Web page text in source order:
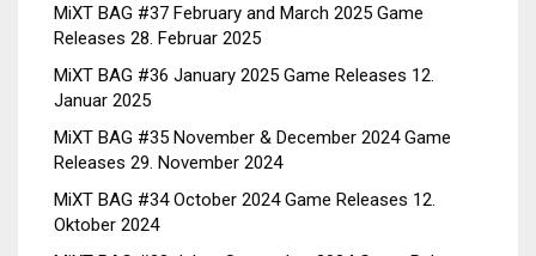
MiXT BAG #37 February and March 2025 Game
Releases 28. Februar 2025
MiXT BAG #36 January 2025 Game Releases 12.
Januar 2025
MiXT BAG #35 November & December 2024 Game
Releases 29. November 2024
MiXT BAG #34 October 2024 Game Releases 12.
Oktober 2024